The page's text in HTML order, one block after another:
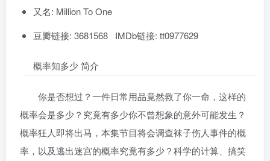
又名: Million To One
豆瓣链接: 3681568 IMDb链接: tt0977629
概率知多少 简介
你是否想过？一件日常用品竟然救了你一命，这样的
概率会是多少？究竟有多少你不曾想象的意外可能发生？
概率狂人即将出马，本集节目将会调查袜子伤人事件的概
率，以及逃出迷宫的概率究竟有多少？科学的计算、搞笑